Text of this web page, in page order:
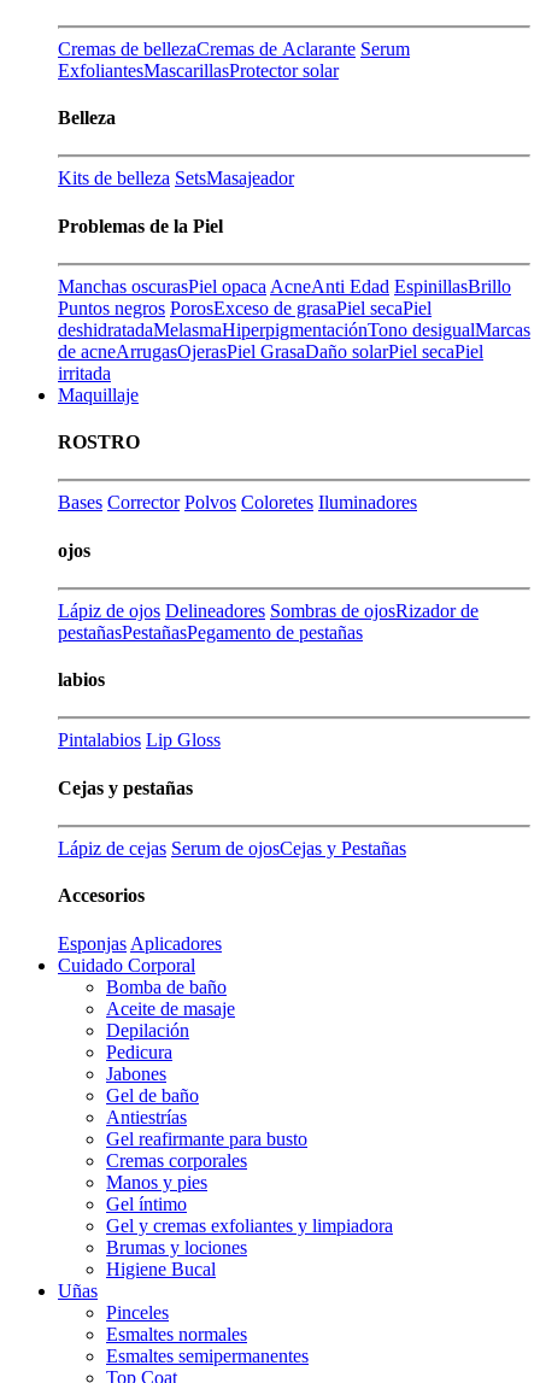
Cremas de bellezaCremas de Aclarante Serum
ExfoliantesMascarillasProtector solar
Belleza
Kits de belleza SetsMasajeador
Problemas de la Piel
Manchas oscurasPiel opaca AcneAnti Edad EspinillasBrillo
Puntos negros PorosExceso de grasaPiel secaPiel
deshidratadaMelasmaHiperpigmentaciónTono desigualMarcas
de acneArrugasOjerasPiel GrasaDaño solarPiel secaPiel
irritada
Maquillaje
ROSTRO
Bases Corrector Polvos Coloretes Iluminadores
ojos
Lápiz de ojos Delineadores Sombras de ojosRizador de
pestañasPestañasPegamento de pestañas
labios
Pintalabios Lip Gloss
Cejas y pestañas
Lápiz de cejas Serum de ojosCejas y Pestañas
Accesorios
Esponjas Aplicadores
Cuidado Corporal
Bomba de baño
Aceite de masaje
Depilación
Pedicura
Jabones
Gel de baño
Antiestrías
Gel reafirmante para busto
Cremas corporales
Manos y pies
Gel íntimo
Gel y cremas exfoliantes y limpiadora
Brumas y lociones
Higiene Bucal
Uñas
Pinceles
Esmaltes normales
Esmaltes semipermanentes
Top Coat